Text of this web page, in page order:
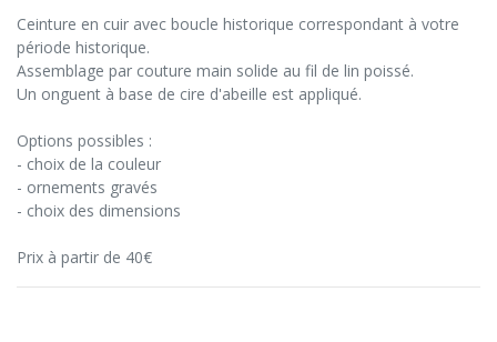
Ceinture en cuir avec boucle historique correspondant à votre
période historique.
Assemblage par couture main solide au fil de lin poissé.
Un onguent à base de cire d'abeille est appliqué.
Options possibles :
- choix de la couleur
- ornements gravés
- choix des dimensions
Prix à partir de 40€